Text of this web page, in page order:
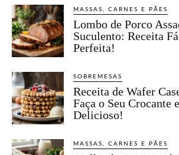
MASSAS, CARNES E PÃES
Lombo de Porco
Suculento: Receita
Perfeita!
SOBREMESAS
Receita de Wafer
Faça o Seu Crocante e
Delicioso!
MASSAS, CARNES E PÃES